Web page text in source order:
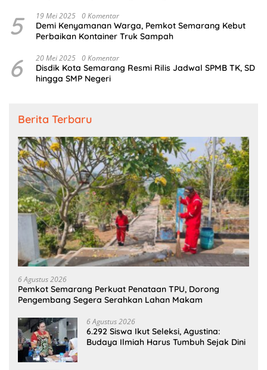
5 19 Mei 2025 0 Komentar
Demi Kenyamanan Warga, Pemkot Semarang Kebut
Perbaikan Kontainer Truk Sampah
6 20 Mei 2025 0 Komentar
Disdik Kota Semarang Resmi Rilis Jadwal SPMB TK, SD
hingga SMP Negeri
Berita Terbaru
6 Agustus 2026
Pemkot Semarang Perkuat Penataan TPU, Dorong
Pengembang Segera Serahkan Lahan Makam
6 Agustus 2026
6.292 Siswa Ikut Seleksi, Agustina:
Budaya Ilmiah Harus Tumbuh Sejak Dini